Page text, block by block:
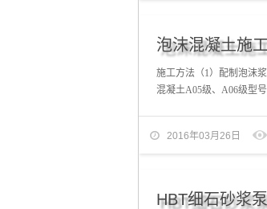
泡沫混凝土施
施工方法（1）配制泡沫
混凝土A05级、A06级型
2016年03月26日
HBT细石砂浆